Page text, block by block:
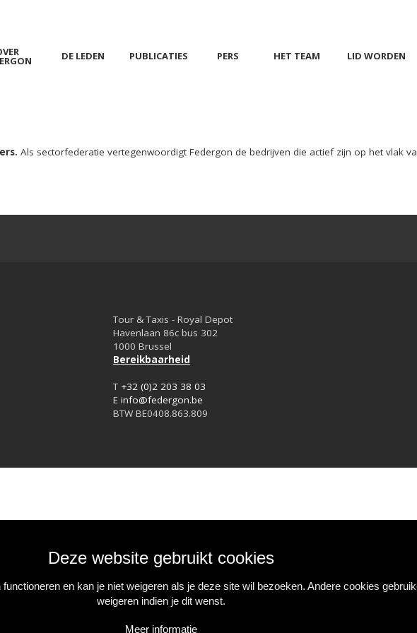
DE LEDEN PUBLICATIES PERS HET TEAM LID WORDEN
Als sectorfederatie vertegenwoordigt Federgon de bedrijven die actief zijn op het vlak
Tour & Taxis - Royal Depot
Havenlaan 86c bus 302
1000 Brussel
Bereikbaarheid
T +32 (0)2 203 38 03
Einfo@federgon.be
BTWBE0408.863.809
Deze website gebruikt cookies
en kan je niet weigeren als je deze site wil bezoeken. Andere cookies
weigeren indien je dit wenst.
Meer informatie